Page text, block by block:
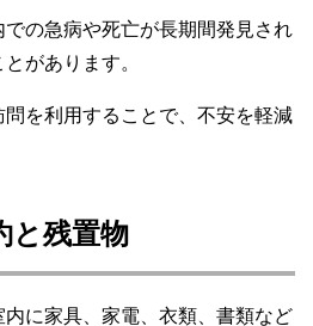
の急病や死亡が長期間発見され
があります。
を利用することで、不安を軽減
と残置物
に家具、家電、衣類、書類など